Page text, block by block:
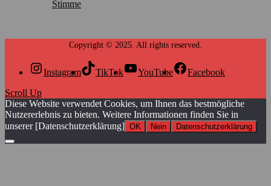
Instagram TikTok YouTube
Facebook
Scroll Up
Diese Website verwendet Cookies, um Ihnen das bestmögliche
Nutzererlebnis zu bieten. Weitere Informationen finden Sie in
unserer [Datenschutzerklärung] OK Nein Datenschutzerklärung